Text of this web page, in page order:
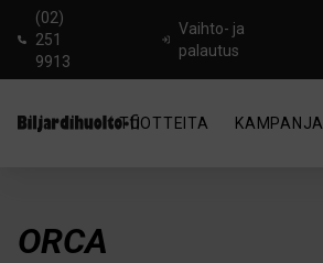
(02)
251
9913
Vaihto- ja
palautus
TUOTTEITA KAMPANJA
ORCA